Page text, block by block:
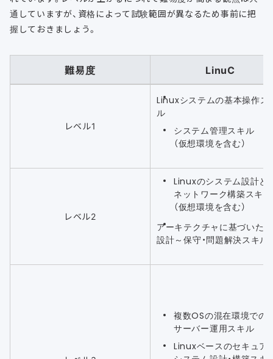
通していますが、資格によって試験範囲が異なるため事前に把
握しておきましょう。
難易度 LinuC
レベル1
Linuxシステムの基本操作ス
ル
システム管理スキル
（仮想環境を含む）
レベル2
Linuxのシステム設計と
ネットワーク構築スキル
（仮想環境を含む）
アーキテクチャに基づいた
設計～保守・問題解決スキル
複数OSの混在環境での
サーバー運用スキル
Linuxベースのセキュア